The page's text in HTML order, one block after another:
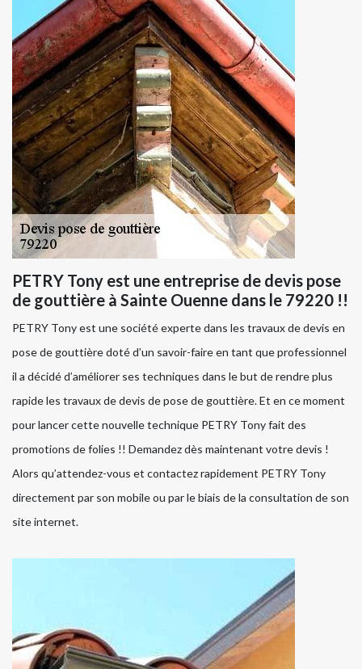
PETRY Tony est une entreprise de devis pose
de gouttière à Sainte Ouenne dans le 79220 !!
PETRY Tony est une société experte dans les travaux de devis en
pose de gouttière doté d’un savoir-faire en tant que professionnel
il a décidé d’améliorer ses techniques dans le but de rendre plus
rapide les travaux de devis de pose de gouttière. Et en ce moment
pour lancer cette nouvelle technique PETRY Tony fait des
promotions de folies !! Demandez dès maintenant votre devis !
Alors qu’attendez-vous et contactez rapidement PETRY Tony
directement par son mobile ou par le biais de la consultation de son
site internet.